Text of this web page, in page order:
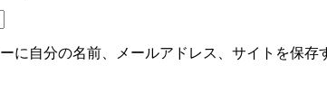
に自分の名前、メールアドレス、サイトを保存